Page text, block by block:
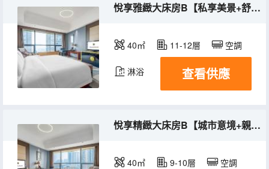
悅享雅緻大床房B【私享美景+舒適空間+城市意境】
40㎡ 11-12層 空調
淋浴 查看供應
悅享精緻大床房B【城市意境+親膚床品+淋浴浴袍】
40㎡ 9-10層 空調